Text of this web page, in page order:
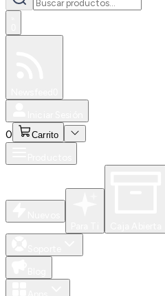
0 Carrito